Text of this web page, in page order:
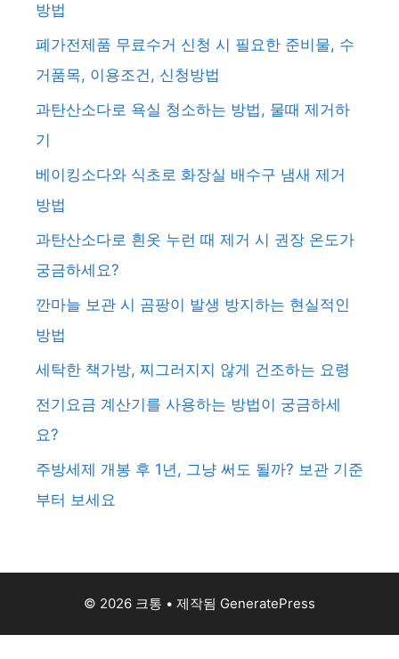
방법
폐가전제품 무료수거 신청 시 필요한 준비물, 수
거품목, 이용조건, 신청방법
과탄산소다로 욕실 청소하는 방법, 물때 제거하
기
베이킹소다와 식초로 화장실 배수구 냄새 제거
방법
과탄산소다로 흰옷 누런 때 제거 시 권장 온도가
궁금하세요?
깐마늘 보관 시 곰팡이 발생 방지하는 현실적인
방법
세탁한 책가방, 찌그러지지 않게 건조하는 요령
전기요금 계산기를 사용하는 방법이 궁금하세
요?
주방세제 개봉 후 1년, 그냥 써도 될까? 보관 기준
부터 보세요
© 2026 크통 • 제작됨 GeneratePress